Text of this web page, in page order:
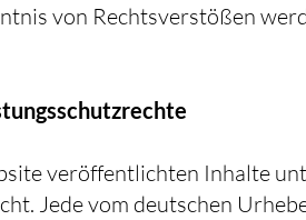
von Rechtsverstößen
veröffentlichten Inhalte
Jede vom deutschen